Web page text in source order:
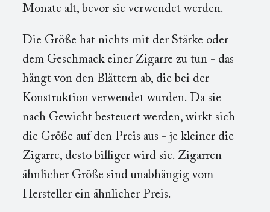
Monate alt, bevor sie verwendet werden.
Die Größe hat nichts mit der Stärke oder
dem Geschmack einer Zigarre zu tun - das
hängt von den Blättern ab, die bei der
Konstruktion verwendet wurden. Da sie
nach Gewicht besteuert werden, wirkt sich
die Größe auf den Preis aus - je kleiner die
Zigarre, desto billiger wird sie. Zigarren
ähnlicher Größe sind unabhängig vom
Hersteller ein ähnlicher Preis.